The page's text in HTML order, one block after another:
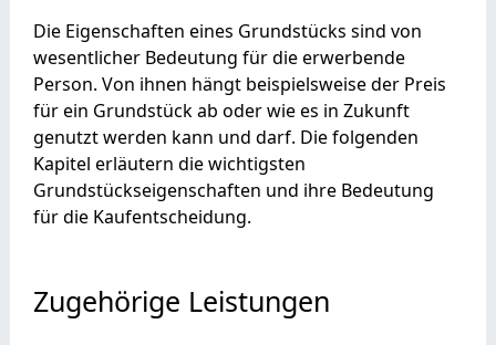
Die Eigenschaften eines Grundstücks sind von
wesentlicher Bedeutung für die erwerbende
Person. Von ihnen hängt beispielsweise der Preis
für ein Grundstück ab oder wie es in Zukunft
genutzt werden kann und darf. Die folgenden
Kapitel erläutern die wichtigsten
Grundstückseigenschaften und ihre Bedeutung
für die Kaufentscheidung.
Zugehörige Leistungen